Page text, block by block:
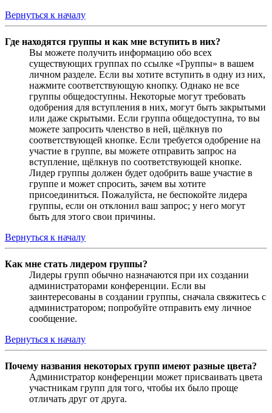
Вернуться к началу
Где находятся группы и как мне вступить в них?
Вы можете получить информацию обо всех
существующих группах по ссылке «Группы» в вашем
личном разделе. Если вы хотите вступить в одну из них,
нажмите соответствующую кнопку. Однако не все
группы общедоступны. Некоторые могут требовать
одобрения для вступления в них, могут быть закрытыми
или даже скрытыми. Если группа общедоступна, то вы
можете запросить членство в ней, щёлкнув по
соответствующей кнопке. Если требуется одобрение на
участие в группе, вы можете отправить запрос на
вступление, щёлкнув по соответствующей кнопке.
Лидер группы должен будет одобрить ваше участие в
группе и может спросить, зачем вы хотите
присоединиться. Пожалуйста, не беспокойте лидера
группы, если он отклонил ваш запрос; у него могут
быть для этого свои причины.
Вернуться к началу
Как мне стать лидером группы?
Лидеры групп обычно назначаются при их создании
администраторами конференции. Если вы
заинтересованы в создании группы, сначала свяжитесь с
администратором; попробуйте отправить ему личное
сообщение.
Вернуться к началу
Почему названия некоторых групп имеют разные цвета?
Администратор конференции может присваивать цвета
участникам групп для того, чтобы их было проще
отличать друг от друга.